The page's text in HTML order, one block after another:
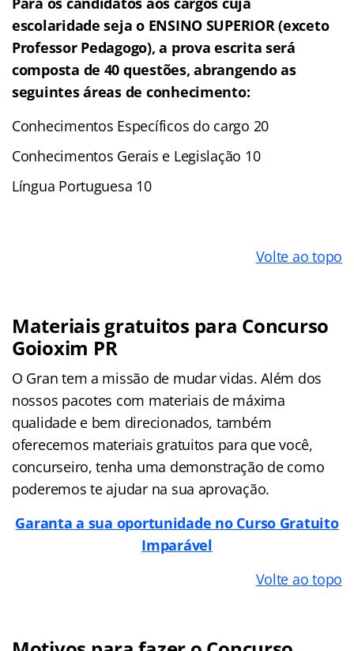
escolaridade seja o ENSINO SUPERIOR (exceto
Professor Pedagogo), a prova escrita será
composta de 40 questões, abrangendo as
seguintes áreas de conhecimento:
Conhecimentos Específicos do cargo 20
Conhecimentos Gerais e Legislação 10
Língua Portuguesa 10
Volte ao topo
Materiais gratuitos para Concurso
Goioxim PR
O Gran tem a missão de mudar vidas. Além dos
nossos pacotes com materiais de máxima
qualidade e bem direcionados, também
oferecemos materiais gratuitos para que você,
concurseiro, tenha uma demonstração de como
poderemos te ajudar na sua aprovação.
Garanta a sua oportunidade no Curso Gratuito
Imparável
Volte ao topo